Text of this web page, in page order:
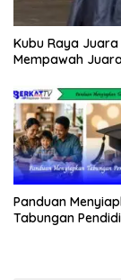
Kubu Raya Juara
Mempawah
Panduan
Tabungan